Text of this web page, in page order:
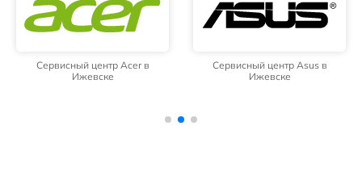
Сервисный центр Acer в
Ижевске
Сервисный центр Asus в
Ижевске